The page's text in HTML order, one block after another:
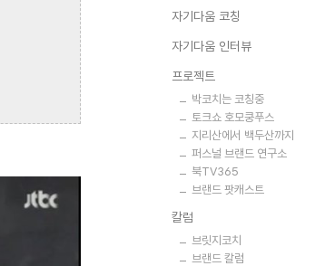
자기다움 코칭
자기다움 인터뷰
프로젝트
박코치는 코칭중
토크쇼 호모쿵푸스
지리산에서 백두산까지
퍼스널 브랜드 연구소
북TV365
브랜드 팟캐스트
칼럼
브릿지코치
브랜드 칼럼